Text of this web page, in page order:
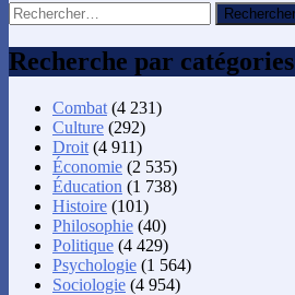
Rechercher :
Recherche par catégories
Combat (4 231)
Culture (292)
Droit (4 911)
Économie (2 535)
Éducation (1 738)
Histoire (101)
Philosophie (40)
Politique (4 429)
Psychologie (1 564)
Sociologie (4 954)